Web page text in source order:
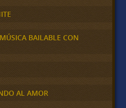
BAILABLE CON
AL AMOR